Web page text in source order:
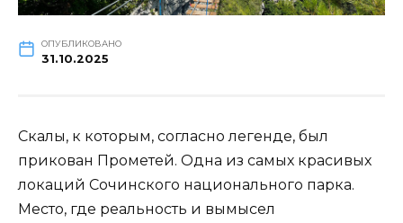
ОПУБЛИКОВАНО
31.10.2025
Скалы, к которым, согласно легенде, был
прикован Прометей. Одна из самых красивых
локаций Сочинского национального парка.
Место, где реальность и вымысел